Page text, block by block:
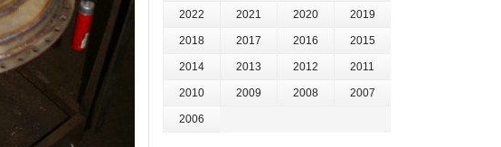
2022 2021 2020 2019
2018 2017 2016 2015
2014 2013 2012 2011
2010 2009 2008 2007
2006